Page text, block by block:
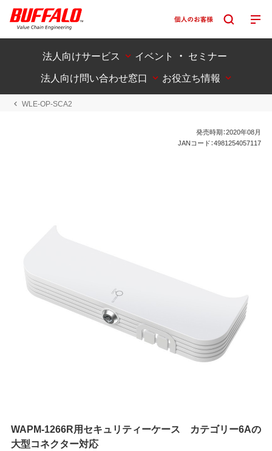
法人向けサービス
イベント ・ セミナー
法人向け問い合わせ窓口
お役立ち情報
WLE-OP-SCA2
発売時期：2020年08月
JANコード：4981254057117
WAPM-1266R用セキュリティーケース カテゴリー6Aの
大型コネクター対応